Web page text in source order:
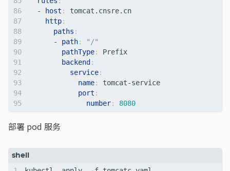
86
87
88
89
90
94
- host :
tomcat.cnsre.cn
http:
paths :
- path:
"/"
pathType:
Prefix
backend:
service:
name:
tomcat-service
port :
number: 8080
部署 pod 服务